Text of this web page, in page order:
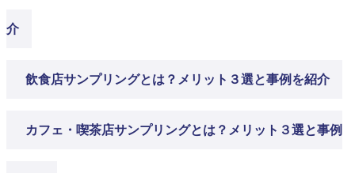
介
飲食店サンプリングとは？メリット３選と事例を紹介
カフェ・喫茶店サンプリングとは？メリット３選と事例